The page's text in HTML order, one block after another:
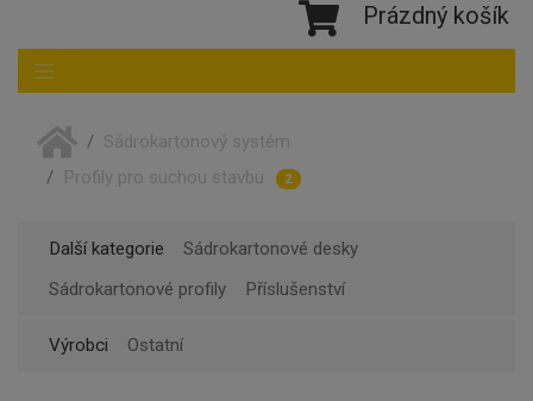
Prázdný košík
Toggle navigation
Sádrokartonový systém
Profily pro suchou stavbu
2
Další kategorie
Sádrokartonové desky
Sádrokartonové profily
Příslušenství
Výrobci Ostatní